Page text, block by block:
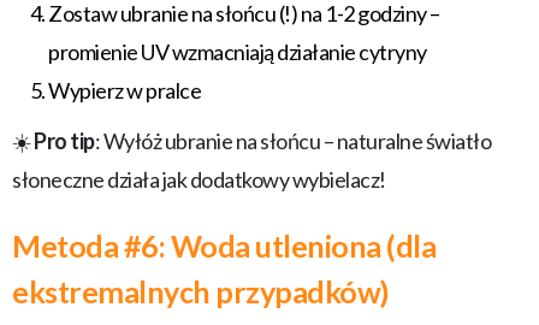
Zostaw ubranie na słońcu (!) na 1-2 godziny –
promienie UV wzmacniają działanie cytryny
Wypierz w pralce
☀️Pro tip: Wyłóż ubranie na słońcu – naturalne światło
słoneczne działa jak dodatkowy wybielacz!
Metoda #6: Woda utleniona (dla
ekstremalnych przypadków)